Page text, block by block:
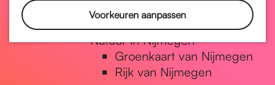
Voorkeuren aanpassen
Penning
Natuur in Nijmegen
Groenkaart van Nijmegen
Rijk van Nijmegen